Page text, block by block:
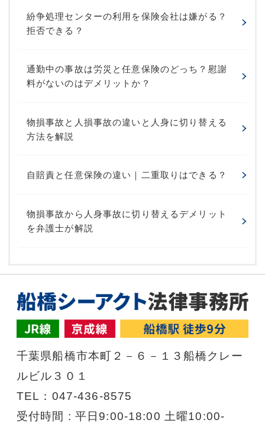
紛争処理センターの利用を保険会社は嫌がる？
拒否できる？
通勤中の事故は労災と任意保険のどっち？慰謝
料がないのはデメリットか？
物損事故と人損事故の違いと人身に切り替える
方法を解説
自賠責と任意保険の違い｜二重取りはできる？
物損事故から人身事故に切り替えるデメリット
を弁護士が解説
千葉県船橋市本町２－６－１３船橋クレー
ルビル３０１
TEL：047-436-8575
受付時間 : 平日9:00-18:00 土曜10:00-